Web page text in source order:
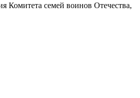
семей воинов Отечества,